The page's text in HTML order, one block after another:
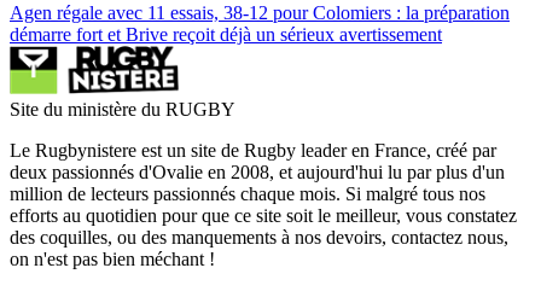
Agen régale avec 11 essais, 38-12 pour Colomiers : la préparation
démarre fort et Brive reçoit déjà un sérieux avertissement
Site du ministère du RUGBY
Le Rugbynistere est un site de Rugby leader en France, créé par
deux passionnés d'Ovalie en 2008, et aujourd'hui lu par plus d'un
million de lecteurs passionnés chaque mois. Si malgré tous nos
efforts au quotidien pour que ce site soit le meilleur, vous constatez
des coquilles, ou des manquements à nos devoirs, contactez nous,
on n'est pas bien méchant !